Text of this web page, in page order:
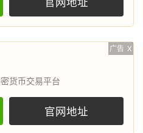
广告 X
货币交易平台
官网地址